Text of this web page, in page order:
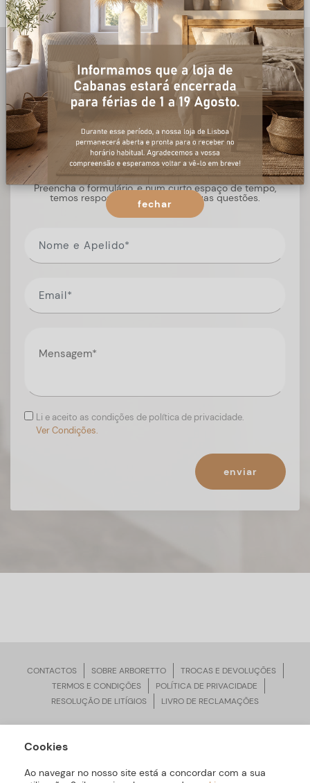
+ informações
Preencha o formulário, e num curto espaço de tempo,
temos respostas para todas as suas questões.
Li e aceito as condições de política de privacidade.
Ver Condições.
enviar
CONTACTOS SOBRE ARBORETTO
TROCAS E DEVOLUÇÕES
TERMOS E CONDIÇÕES
POLÍTICA DE PRIVACIDADE
RESOLUÇÃO DE LITÍGIOS
LIVRO DE RECLAMAÇÕES
ARBORETTO © Todos os Direitos Reservados | Desenvolvido por
Cookies
Ao navegar no nosso site está a concordar com a sua
fechar